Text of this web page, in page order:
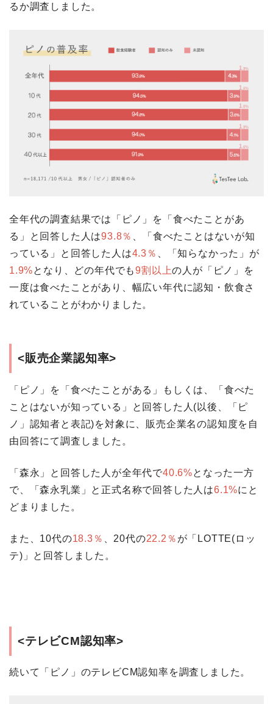
るか調査しました。
全年代の調査結果では「ピノ」を「食べたことがあ
る」と回答した人は93.8％ 、「食べたことはないが知
っている」と回答した人は4.3％ 、「知らなかった」が
1.9%となり、どの年代でも9割以上の人が「ピノ」を
一度は食べたことがあり、幅広い年代に認知・飲食さ
れていることがわかりました。
<販売企業認知率>
「ピノ」を「食べたことがある」もしくは、「食べた
ことはないが知っている」と回答した人(以後、「ピ
ノ」認知者と表記)を対象に、販売企業名の認知度を自
由回答にて調査しました。
「森永」と回答した人が全年代で40.6%となった一方
で、「森永乳業」と正式名称で回答した人は6.1%にと
どまりました。
また、10代の18.3％ 、20代の22.2％ が「LOTTE(ロッ
テ)」と回答しました。
<テレビCM認知率>
続いて「ピノ」のテレビCM認知率を調査しました。